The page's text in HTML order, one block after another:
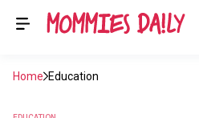
Home Education